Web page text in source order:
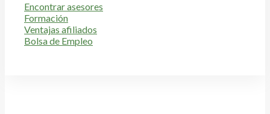
Encontrar asesores
Formación
Ventajas afiliados
Bolsa de Empleo